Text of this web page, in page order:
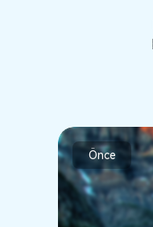
Önce